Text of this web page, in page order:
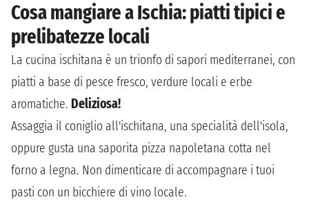
Cosa mangiare a Ischia: piatti tipici e
prelibatezze locali
La cucina ischitana è un trionfo di sapori mediterranei, con
piatti a base di pesce fresco, verdure locali e erbe
aromatiche. Deliziosa!
Assaggia il coniglio all'ischitana, una specialità dell'isola,
oppure gusta una saporita pizza napoletana cotta nel
forno a legna. Non dimenticare di accompagnare i tuoi
pasti con un bicchiere di vino locale.